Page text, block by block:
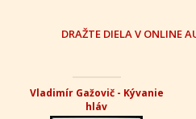
DRAŽTE DIELA V ONLINE
Vladimír Gažovič - Kývanie
hláv